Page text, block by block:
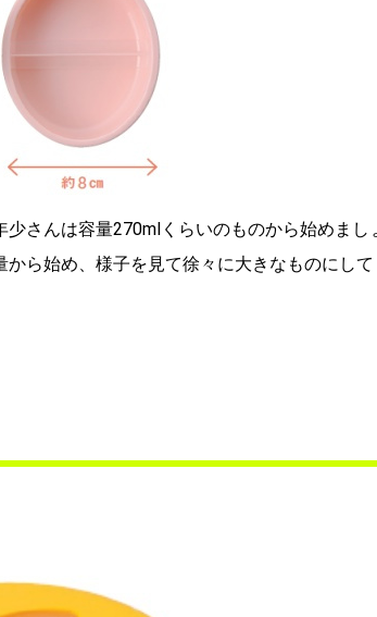
さんは容量270mlくらいのものから始めまし
ら始め、様子を見て徐々に大きなものにして